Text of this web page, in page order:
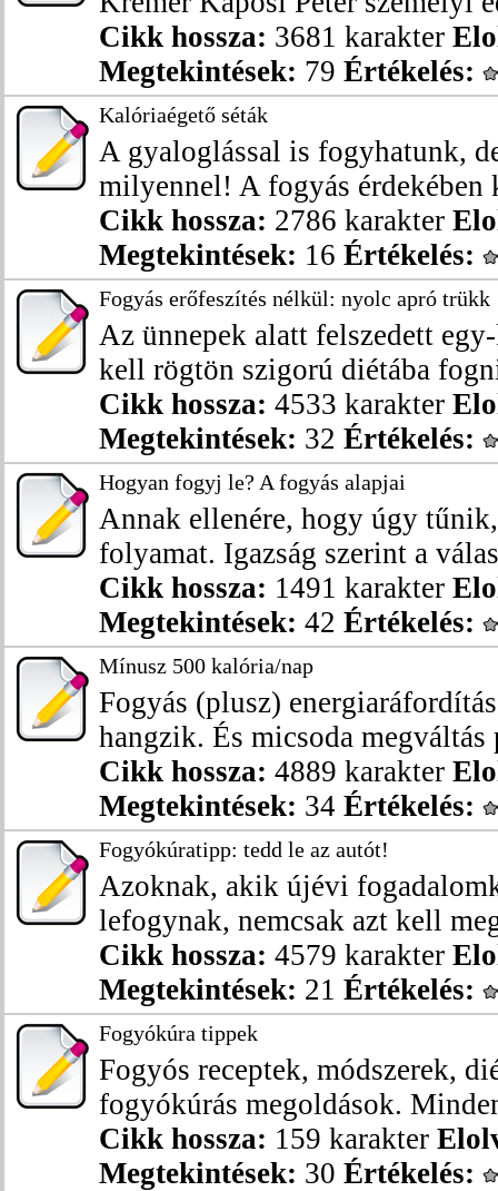
Cikk hossza: 3681 karakter
Megtekintések: 79 Értékelés:
Kalóriaégető séták
A gyaloglással is fogyhatunk,
milyennel! A fogyás
Cikk hossza: 2786 karakter
Megtekintések: 16 Értékelés:
Fogyás erőfeszítés nélkül: nyolc apró trükk
Az ünnepek alatt felszedett
kell rögtön szigorú diétába
Cikk hossza: 4533 karakter
Megtekintések: 32 Értékelés:
Hogyan fogyj le? A fogyás alapjai
Annak ellenére, hogy úgy
folyamat. Igazság szerint a
Cikk hossza: 1491 karakter
Megtekintések: 42 Értékelés:
Mínusz 500 kalória/nap
Fogyás (plusz)
hangzik. És micsoda megváltás
Cikk hossza: 4889 karakter
Megtekintések: 34 Értékelés:
Fogyókúratipp: tedd le az autót!
Azoknak, akik újévi
lefogynak, nemcsak azt kell
Cikk hossza: 4579 karakter
Megtekintések: 21 Értékelés:
Fogyókúra tippek
Fogyós receptek, módszerek,
fogyókúrás megoldások.
Cikk hossza: 159 karakter
Megtekintések: 30 Értékelés: